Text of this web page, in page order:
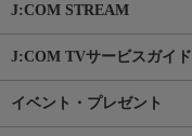
J:COM STREAM
J:COM TVサービスガイド
イベント・プレゼント